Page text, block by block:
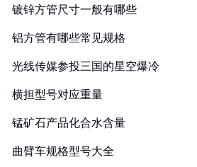
镀锌方管尺寸一般有哪些
铝方管有哪些常见规格
光线传媒参投三国的星空爆冷
横担型号对应重量
锰矿石产品化合水含量
曲臂车规格型号大全